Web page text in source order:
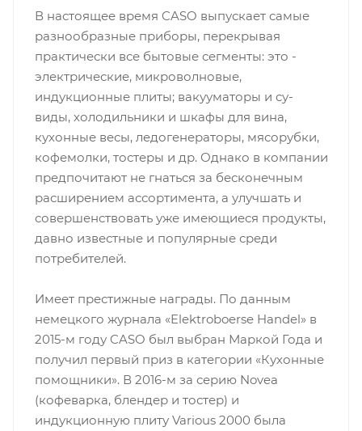
В настоящее время CASO выпускает самые
разнообразные приборы, перекрывая
практически все бытовые сегменты: это -
электрические, микроволновые,
индукционные плиты; вакууматоры и су-
виды, холодильники и шкафы для вина,
кухонные весы, ледогенераторы, мясорубки,
кофемолки, тостеры и др. Однако в компании
предпочитают не гнаться за бесконечным
расширением ассортимента, а улучшать и
совершенствовать уже имеющиеся продукты,
давно известные и популярные среди
потребителей.
Имеет престижные награды. По данным
немецкого журнала «Elektroboerse Handel» в
2015-м году CASO был выбран Маркой Года и
получил первый приз в категории «Кухонные
помощники». В 2016-м за серию Novea
(кофеварка, блендер и тостер) и
индукционную плиту Various 2000 была